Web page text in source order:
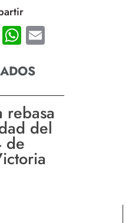
TwitterWhatsApp
rebasa
del
de